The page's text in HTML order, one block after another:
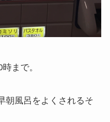
まで。
朝風呂をよくされるそ